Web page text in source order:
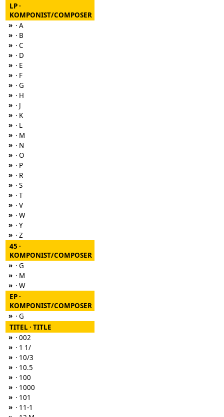
LP ·
KOMPONIST/COMPOSER
» · A
» · B
» · C
» · D
» · E
» · F
» · G
» · H
» · J
» · K
» · L
» · M
» · N
» · O
» · P
» · R
» · S
» · T
» · V
» · W
» · Y
» · Z
45 ·
KOMPONIST/COMPOSER
» · G
» · M
» · W
EP ·
KOMPONIST/COMPOSER
» · G
TITEL · TITLE
» · 002
» · 1 1/
» · 10/3
» · 10.5
» · 100
» · 1000
» · 101
» · 11-1